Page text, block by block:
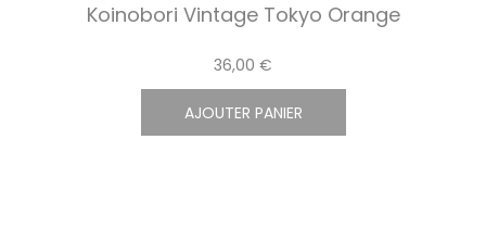
Koinobori Vintage Tokyo Orange
36,00 €
AJOUTER PANIER